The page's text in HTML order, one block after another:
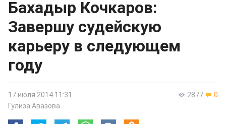
Бахадыр Кочкаров:
Завершу судейскую
карьеру в следующем
году
2877 0
17 июля 2014 11:31
Гулиза Авазова